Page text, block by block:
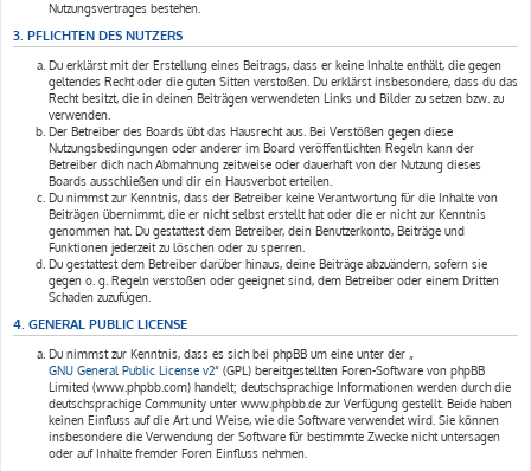
Nutzungsvertrages bestehen.
3. PFLICHTEN DES NUTZERS
Du erklärst mit der Erstellung eines Beitrags, dass er keine Inhalte enthält, die gegen
geltendes Recht oder die guten Sitten verstoßen. Du erklärst insbesondere, dass du das
Recht besitzt, die in deinen Beiträgen verwendeten Links und Bilder zu setzen bzw. zu
verwenden.
Der Betreiber des Boards übt das Hausrecht aus. Bei Verstößen gegen diese
Nutzungsbedingungen oder anderer im Board veröffentlichten Regeln kann der
Betreiber dich nach Abmahnung zeitweise oder dauerhaft von der Nutzung dieses
Boards ausschließen und dir ein Hausverbot erteilen.
Du nimmst zur Kenntnis, dass der Betreiber keine Verantwortung für die Inhalte von
Beiträgen übernimmt, die er nicht selbst erstellt hat oder die er nicht zur Kenntnis
genommen hat. Du gestattest dem Betreiber, dein Benutzerkonto, Beiträge und
Funktionen jederzeit zu löschen oder zu sperren.
Du gestattest dem Betreiber darüber hinaus, deine Beiträge abzuändern, sofern sie
gegen o. g. Regeln verstoßen oder geeignet sind, dem Betreiber oder einem Dritten
Schaden zuzufügen.
4. GENERAL PUBLIC LICENSE
Du nimmst zur Kenntnis, dass es sich bei phpBB um eine unter der „
GNU General Public License v2“ (GPL) bereitgestellten Foren-Software von phpBB
Limited (www.phpbb.com) handelt; deutschsprachige Informationen werden durch die
deutschsprachige Community unter www.phpbb.de zur Verfügung gestellt. Beide haben
keinen Einfluss auf die Art und Weise, wie die Software verwendet wird. Sie können
insbesondere die Verwendung der Software für bestimmte Zwecke nicht untersagen
oder auf Inhalte fremder Foren Einfluss nehmen.